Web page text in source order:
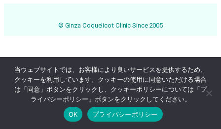
Online Reservation 03-3569-1233
© Ginza Coquelicot Clinic Since 2005
当ウェブサイトでは、お客様により良いサービスを提供するため、
クッキーを利用しています。クッキーの使用に同意いただける場合
は「同意」ボタンをクリックし、クッキーポリシーについては「プ
ライバシーポリシー」ボタンをクリックしてください。
OK
プライバシーポリシー